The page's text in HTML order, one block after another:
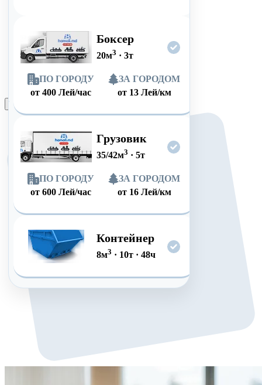
Боксер
20м3 · 3т
ПО ГОРОДУ
от 400 Лей/час
ЗА ГОРОДОМ
от 13 Лей/км
Грузовик
35/42м3 · 5т
ПО ГОРОДУ
от 600 Лей/час
ЗА ГОРОДОМ
от 16 Лей/км
Контейнер
8м3 · 10т· 48ч
Оформить заказ